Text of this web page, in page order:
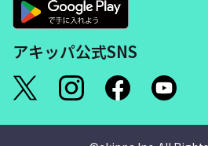
アキッパ公式SNS